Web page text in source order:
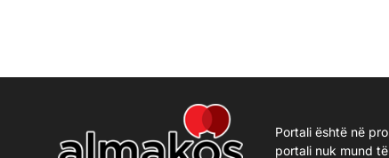
Portali është në
portali nuk mund